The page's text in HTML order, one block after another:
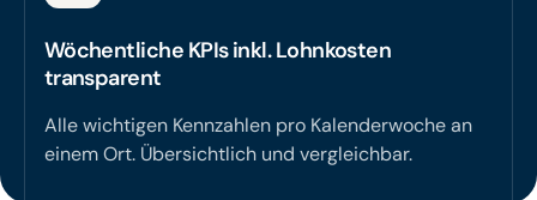
Wöchentliche KPIs inkl. Lohnkosten
transparent
Alle wichtigen Kennzahlen pro Kalenderwoche an
einem Ort. Übersichtlich und vergleichbar.